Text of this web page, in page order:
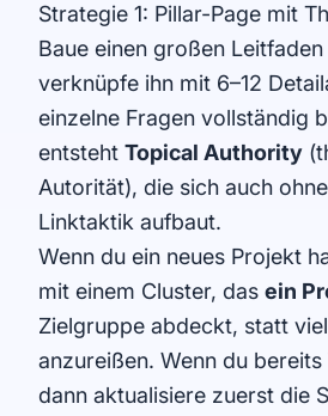
Strategie 1: Pillar-Page mit
Baue einen großen Leitfaden
verknüpfe ihn mit 6–12
einzelne Fragen vollständig
entsteht Topical Authority
Autorität), die sich auch
Linktaktik aufbaut.
Wenn du ein neues Projekt
mit einem Cluster, das ein
Zielgruppe abdeckt, statt
anzureißen. Wenn du
dann aktualisiere zuerst die